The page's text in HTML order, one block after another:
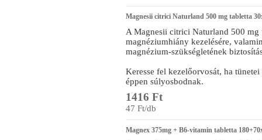
Magnesii citrici Naturland 500 mg tabletta
A Magnesii citrici Naturland 500 mg
magnéziumhiány kezelésére,
magnézium-szükségletének
Keresse fel kezelőorvosát, ha
éppen súlyosbodnak.
1416 Ft
47 Ft/db
Magnex 375mg + B6-vitamin tabletta